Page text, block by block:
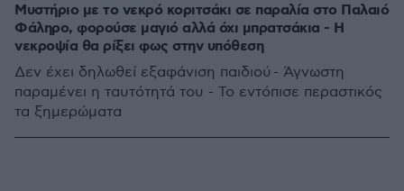
Μυστήριο με το νεκρό κοριτσάκι σε παραλία στο Παλαιό
Φάληρο, φορούσε μαγιό αλλά όχι μπρατσάκια - Η
νεκροψία θα ρίξει φως στην υπόθεση
Δεν έχει δηλωθεί εξαφάνιση παιδιού - Άγνωστη
παραμένει η ταυτότητά του - Το εντόπισε περαστικός
τα ξημερώματα